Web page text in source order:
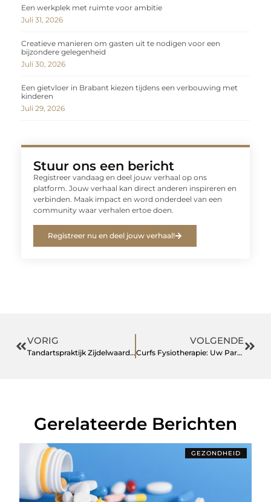
Een werkplek met ruimte voor ambitie
Juli 31, 2026
Creatieve manieren om gasten uit te nodigen voor een
bijzondere gelegenheid
Juli 30, 2026
Een gietvloer in Brabant kiezen tijdens een verbouwing met
kinderen
Juli 29, 2026
Stuur ons een bericht
Registreer vandaag en deel jouw verhaal op ons
platform. Jouw verhaal kan direct anderen inspireren en
verbinden. Maak impact en word onderdeel van een
community waar verhalen ertoe doen.
Registreer nu en deel jouw verhaal!
VORIG
Tandartspraktijk Zijdelwaard: Uw Vertrouwde Tandheelkundige Zorg in Uithoorn
VOLGENDE
Curfs Fysiotherapie: Uw Partner in Beweging in Hulsberg
Gerelateerde Berichten
GEZONDHEID